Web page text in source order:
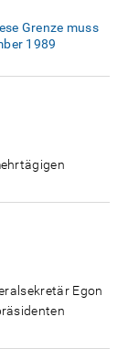
Grenze muss
1989
Egon